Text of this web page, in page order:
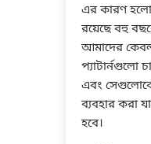
এর কারণ
রয়েছে বহু
আমাদের
প্যাটার্নগুলো
এবং
ব্যবহার করা
হবে।